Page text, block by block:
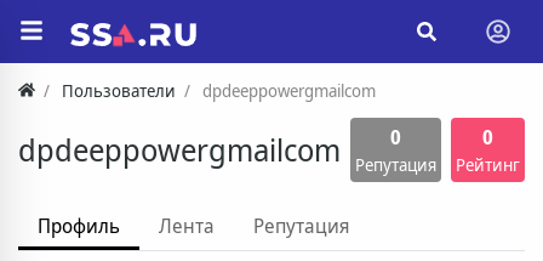
Пользователи dpdeeppowergmailcom
dpdeeppowergmailcom 0
Репутация
0
Рейтинг
Профиль Лента Репутация